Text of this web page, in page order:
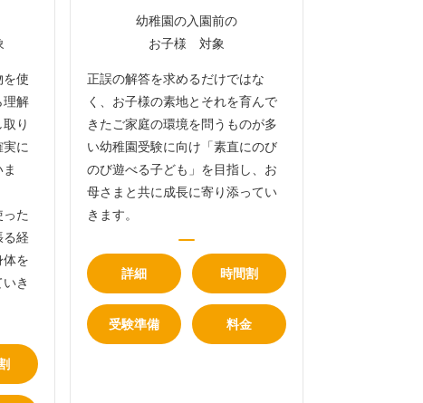
を使
理解
り
に
た
る経
体を
き
幼稚園の入園前の
お子様 対象
正誤の解答を求めるだけではな
く、お子様の素地とそれを育んで
きたご家庭の環境を問うものが多
い幼稚園受験に向け「素直にのび
のび遊べる子ども」を目指し、お
母さまと共に成長に寄り添ってい
きます。
詳細 時間割
受験準備 料金